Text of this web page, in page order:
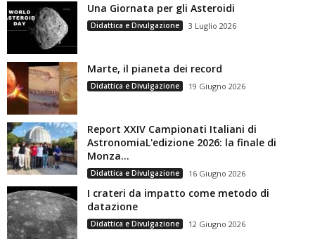
Una Giornata per gli Asteroidi
Didattica e Divulgazione 3 Luglio 2026
Marte, il pianeta dei record
Didattica e Divulgazione 19 Giugno 2026
Report XXIV Campionati Italiani di
AstronomiaL'edizione 2026: la finale di
Monza...
Didattica e Divulgazione 16 Giugno 2026
I crateri da impatto come metodo di
datazione
Didattica e Divulgazione 12 Giugno 2026